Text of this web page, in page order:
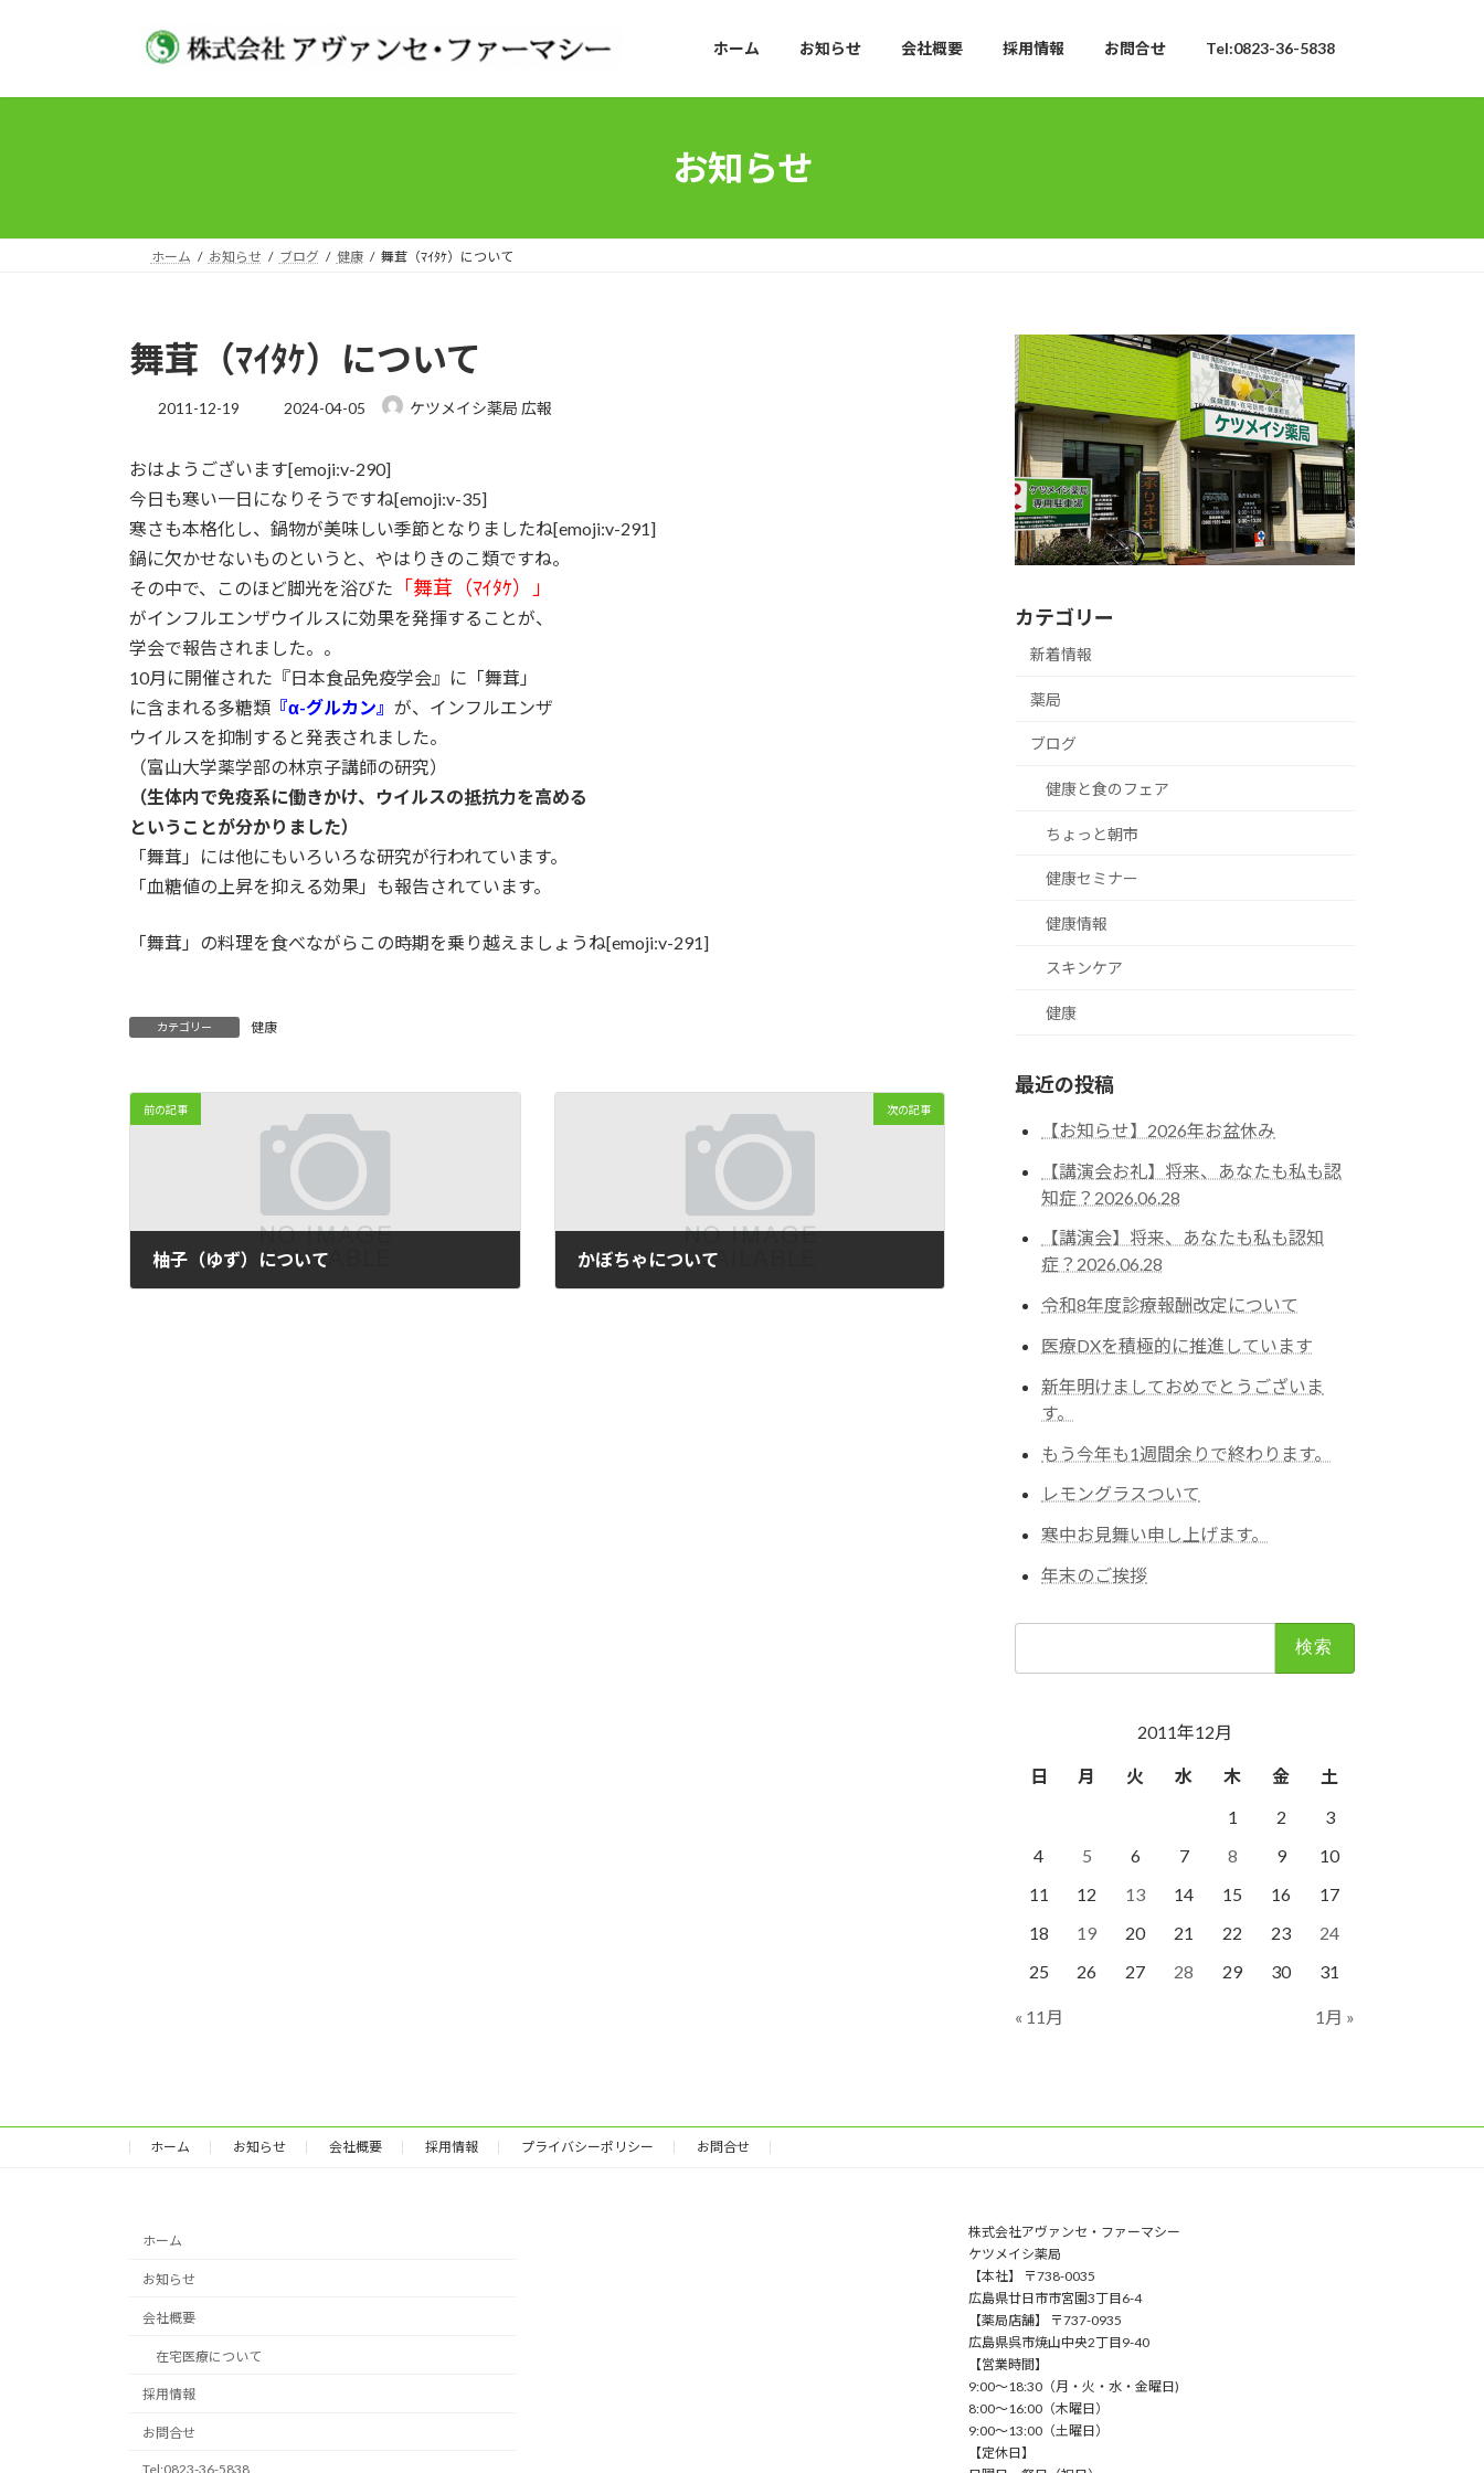
ン
ー
ホーム お知らせ 会社概要 採用情報 お問合せ Tel:0823-36-5838
お知らせ
ホーム お知らせ ブログ 健康 舞茸（ﾏｲﾀｹ）について
舞茸（ﾏｲﾀｹ）について
2011-12-19
最
新
日
時
:
2024-04-05 ケツメイシ薬局 広報
おはようございます[emoji:v-290]
今日も寒い一日になりそうですね[emoji:v-35]
寒さも本格化し、鍋物が美味しい季節となりましたね[emoji:v-291]
鍋に欠かせないものというと、やはりきのこ類ですね。
その中で、このほど脚光を浴びた
「舞茸（ﾏｲﾀｹ）」
がインフルエンザウイルスに効果を発揮することが、
学会で報告されました。。
10月に開催された『日本食品免疫学会』に「舞茸」
に含まれる多糖類 『α-グルカン』 が、インフルエンザ
ウイルスを抑制すると発表されました。
（富山大学薬学部の林京子講師の研究）
（生体内で免疫系に働きかけ、ウイルスの抵抗力を高める
ということが分かりました）
「舞茸」には他にもいろいろな研究が行われています。
「血糖値の上昇を抑える効果」も報告されています。
「舞茸」の料理を食べながらこの時期を乗り越えましょうね[emoji:v-291]
カテゴリー 健康
前の記事
柚子（ゆず）について
次の記事
かぼちゃについて
カテゴリー
新着情報
薬局
ブログ
健康と食のフェア
ちょっと朝市
健康セミナー
健康情報
スキンケア
健康
最近の投稿
【お知らせ】2026年お盆休み
【講演会お礼】将来、あなたも私も認
知症？2026.06.28
【講演会】将来、あなたも私も認知
症？2026.06.28
令和8年度診療報酬改定について
医療DXを積極的に推進しています
新年明けましておめでとうございま
す。
もう今年も1週間余りで終わります。
レモングラスついて
寒中お見舞い申し上げます。
年末のご挨拶
2011年12月
日 月 火 水 木 金
土
1
2
3
4
5 6 7 8 9
10
11
12 13 14 15 16
17
18
19 20 21 22 23
24
25
26 27 28 29 30 31
« 11月 1月 »
ホーム お知らせ 会社概要 採用情報 プライバシーポリシー お問合せ
ホーム
お知らせ
会社概要
在宅医療について
採用情報
お問合せ
Tel:0823-36-5838
株式会社アヴァンセ・ファーマシー
ケツメイシ薬局
【本社】 〒738-0035
広島県廿日市市宮園3丁目6-4
【薬局店舗】 〒737-0935
広島県呉市焼山中央2丁目9-40
【営業時間】
9:00〜18:30（⽉・⽕・⽔・⾦曜⽇)
8:00〜16:00（⽊曜⽇）
9:00〜13:00（⼟曜⽇）
【定休日】